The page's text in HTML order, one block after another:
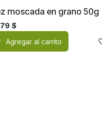
moscada en grano 50g
$
Agregar al carrito